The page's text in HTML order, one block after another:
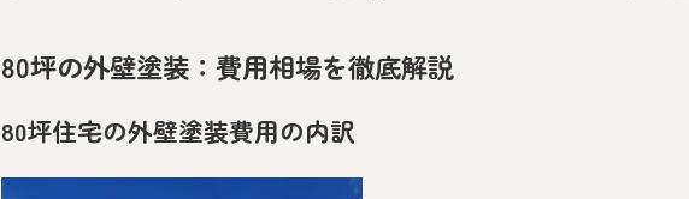
80坪の外壁塗装：費用相場を徹底解説
80坪住宅の外壁塗装費用の内訳